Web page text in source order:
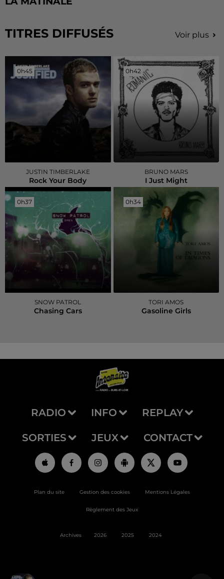
TITRES DIFFUSÉS Voir plus
0h45
0h45
JUSTIN TIMBERLAKE
Rock Your Body
0h42
0h42
BRUNO MARS
I Just Might
0h37
0h37
SNOW PATROL
Chasing Cars
0h34
0h34
TORI AMOS
Gasoline Girls
RADIO INFO REPLAY
SORTIES JEUX CONTACT
Plan du site Gestion des cookies Mentions Légales
Règlement des Jeux
Archives 2026 2025 2024